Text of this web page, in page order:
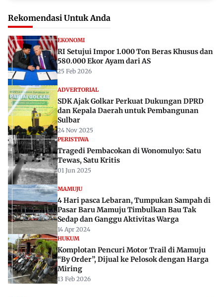
Rekomendasi Untuk Anda
EKONOMI
RI Setujui Impor 1.000 Ton Beras Khusus dan
580.000 Ekor Ayam dari AS
25 Feb 2026
ADVERTORIAL
SDK Ajak Golkar Perkuat Dukungan DPRD
dan Kepala Daerah untuk Pembangunan
Sulbar
24 Nov 2025
PERISTIWA
Tragedi Pembacokan di Wonomulyo: Satu
Tewas, Satu Kritis
01 Jun 2025
MAMUJU
4 Hari pasca Lebaran, Tumpukan Sampah di
Pasar Baru Mamuju Timbulkan Bau Tak
Sedap dan Ganggu Aktivitas Warga
14 Apr 2024
HUKUM
Komplotan Pencuri Motor Trail di Mamuju
“By Order”, Dijual ke Pelosok dengan Harga
Miring
13 Feb 2026